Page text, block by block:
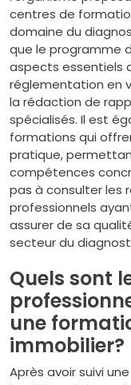
centres de
domaine du
que le programme
aspects essentiels
réglementation en
la rédaction de
spécialisés. Il est
formations qui
pratique,
compétences
pas à consulter les
professionnels
assurer de sa
secteur du
Quels sont
une
immobilier?
Après avoir suivi